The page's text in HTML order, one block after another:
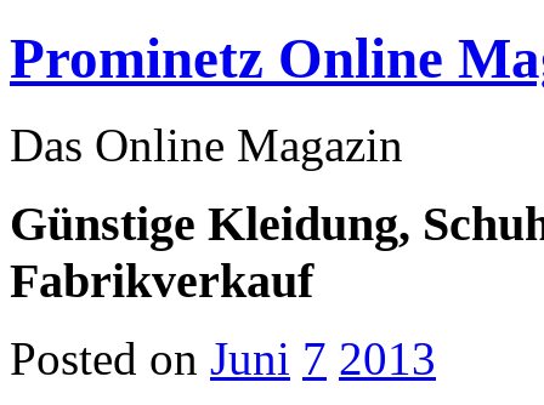
Prominetz Online
Das Online Magazin
Günstige Kleidung,
Fabrikverkauf
Posted on Juni 7 2013